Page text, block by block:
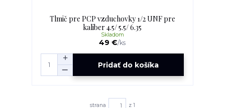
Tlmič pre PCP vzduchovky 1/2 UNF pre
kaliber 4.5/ 5.5/ 6.35
49 €/ks
Skladom
Pridať do košíka
strana z 1